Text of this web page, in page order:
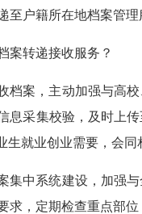
至户籍所在地档案管
转递接收服务？
档案，主动加强与高
息采集校验，及时上
生就业创业需要，会
集中系统建设，加强
求，定期检查重点部